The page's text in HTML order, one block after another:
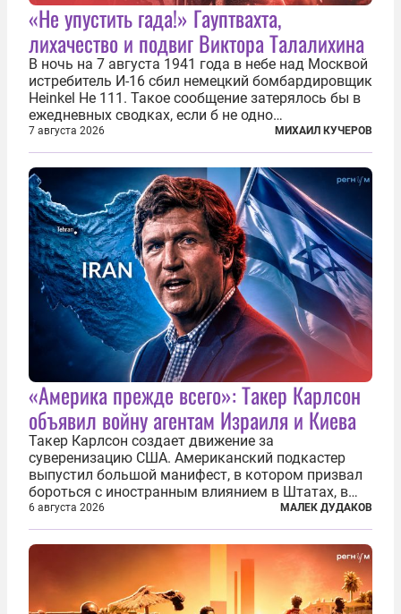
«Не упустить гада!» Гауптвахта,
лихачество и подвиг Виктора Талалихина
В ночь на 7 августа 1941 года в небе над Москвой
истребитель И-16 сбил немецкий бомбардировщик
Heinkel He 111. Такое сообщение затерялось бы в
ежедневных сводках, если б не одно
обстоятельство. Это был один из первых в
истории отечественной авиации ночных таранов.
У пилота — младшего лейтенанта...
7 августа 2026 МИХАИЛ КУЧЕРОВ
«Америка прежде всего»: Такер Карлсон
объявил войну агентам Израиля и Киева
Такер Карлсон создает движение за
суверенизацию США. Американский подкастер
выпустил большой манифест, в котором призвал
бороться с иностранным влиянием в Штатах, в
первую очередь имея в виду Израиль. А также
прекратить заморские войны, выплатить
репарации Ирану, остановить прием мигрантов...
6 августа 2026 МАЛЕК ДУДАКОВ